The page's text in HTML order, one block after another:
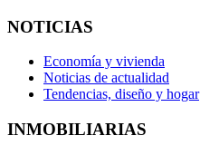
NOTICIAS
Economía y vivienda
Noticias de actualidad
Tendencias, diseño y hogar
INMOBILIARIAS